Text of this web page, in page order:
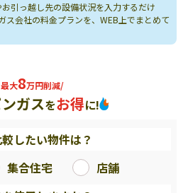
引っ越し先の設備状況を入力するだけ
ス会社の料金プランを、WEB上でまとめて
大8万円削減/
ガスをお得に!
したい物件は？
集合住宅
店舗